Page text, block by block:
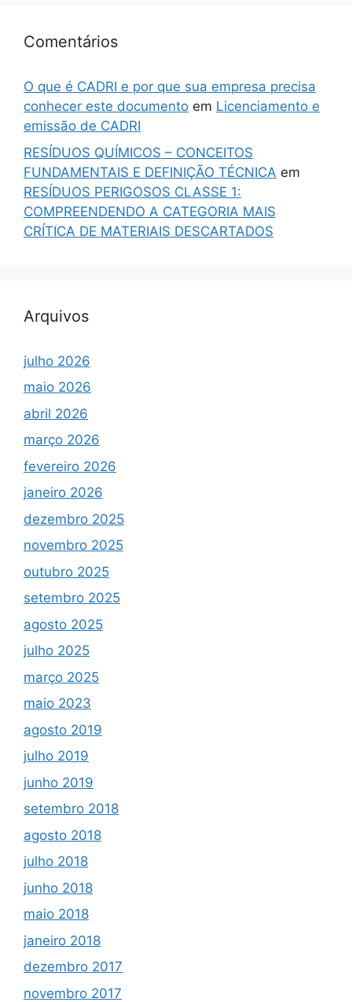
Comentários
O que é CADRI e por que sua empresa precisa
conhecer este documento em Licenciamento e
emissão de CADRI
RESÍDUOS QUÍMICOS – CONCEITOS
FUNDAMENTAIS E DEFINIÇÃO TÉCNICA em
RESÍDUOS PERIGOSOS CLASSE 1:
COMPREENDENDO A CATEGORIA MAIS
CRÍTICA DE MATERIAIS DESCARTADOS
Arquivos
julho 2026
maio 2026
abril 2026
março 2026
fevereiro 2026
janeiro 2026
dezembro 2025
novembro 2025
outubro 2025
setembro 2025
agosto 2025
julho 2025
março 2025
maio 2023
agosto 2019
julho 2019
junho 2019
setembro 2018
agosto 2018
julho 2018
junho 2018
maio 2018
janeiro 2018
dezembro 2017
novembro 2017